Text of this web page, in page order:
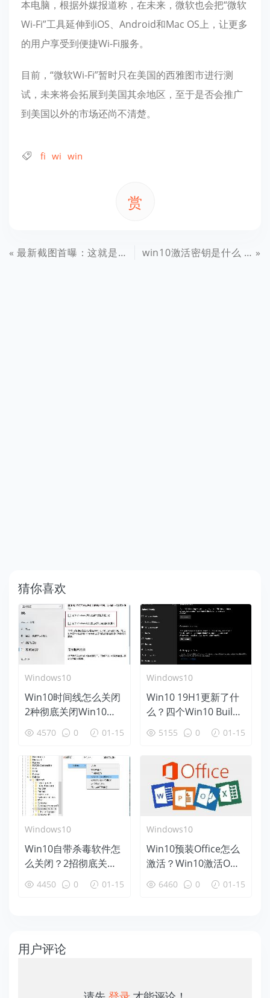
本电脑，根据外媒报道称，在未来，微软也会把“微软
Wi-Fi”工具延伸到iOS、Android和Mac OS上，让更多
的用户享受到便捷Wi-Fi服务。
目前，“微软Wi-Fi”暂时只在美国的西雅图市进行测
试，未来将会拓展到美国其余地区，至于是否会推广
到美国以外的市场还尚不清楚。
fi wi win
赏
最新截图首曝：这就是Windows 10正式版 win10激活密钥是什么 Windows 10各版本激活秘钥
猜你喜欢
Windows10
Win10时间线怎么关闭
2种彻底关闭Win10时
间线方法
4570 0 01-15
Windows10
Win10 19H1更新了什
么？四个Win10 Build
18312新特性盘点
5155 0 01-15
Windows10
Win10自带杀毒软件怎
么关闭？2招彻底关闭
Windows Defender方
法
4450 0 01-15
Windows10
Win10预装Office怎么
激活？Win10激活Offic
e详细步骤
6460 0 01-15
用户评论